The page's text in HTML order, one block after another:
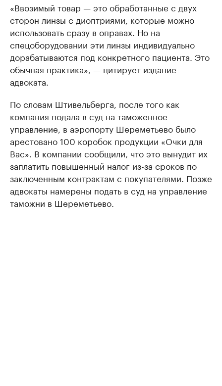
«Ввозимый товар — это обработанные с двух
сторон линзы с диоптриями, которые можно
использовать сразу в оправах. Но на
спецоборудовании эти линзы индивидуально
дорабатываются под конкретного пациента. Это
обычная практика», — цитирует издание
адвоката.
По словам Штивельберга, после того как
компания подала в суд на таможенное
управление, в аэропорту Шереметьево было
арестовано 100 коробок продукции «Очки для
Вас». В компании сообщили, что это вынудит их
заплатить повышенный налог из-за сроков по
заключенным контрактам с покупателями. Позже
адвокаты намерены подать в суд на управление
таможни в Шереметьево.